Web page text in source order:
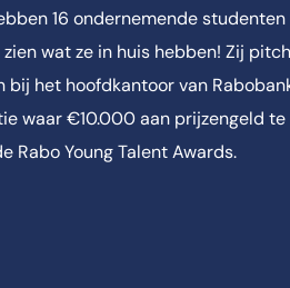
16 ondernemende studenten
zien wat ze in huis hebben! Zij
bij het hoofdkantoor van
waar €10.000 aan prijzengeld te
Rabo Young Talent Awards.